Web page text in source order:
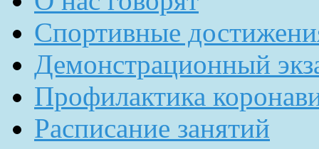
Спортивные
Демонстрационный
Профилактика
Расписание занятий